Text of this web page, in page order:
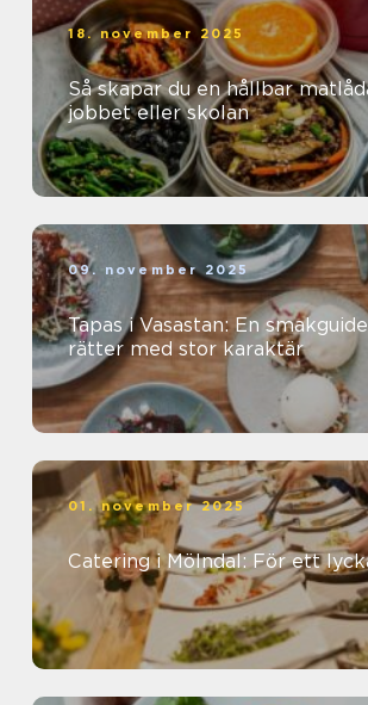
18. november 2025
Så skapar du en hållbar
jobbet eller skolan
09. november 2025
Tapas i Vasastan: En
rätter med stor karaktär
01. november 2025
Catering i Mölndal: För ett